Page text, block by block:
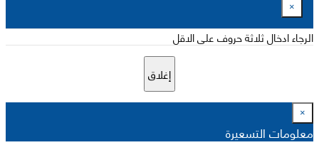
×
الرجاء ادخال ثلاثة حروف على الاقل
إغلاق
×
معلومات التسعيرة